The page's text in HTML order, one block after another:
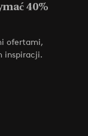
40%
ofertami,
inspiracji.